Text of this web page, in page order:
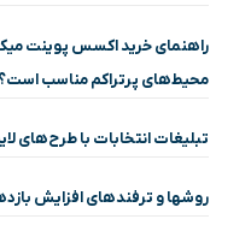
راهنمای خرید اکسس پوینت
محیط‌های پرتراکم مناسب است؟ Cat4 vs Cat6 vs Cat12
تبلیغات انتخابات با طرح‌های
روشها و ترفندهای افزایش